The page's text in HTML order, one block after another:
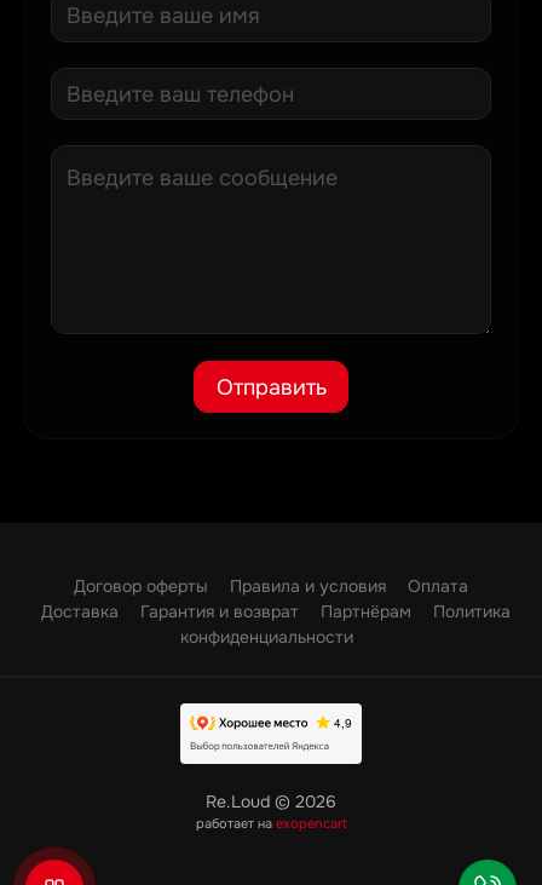
Отправить
Договор оферты Правила и условия
Оплата
Доставка
Гарантия и возврат Партнёрам
Политика
конфиденциальности
Re.Loud © 2026
работает на exopencart